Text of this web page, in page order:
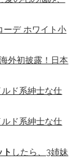
ーデ ホワイト小
外初披露！日本
ド系紳士な仕
ド系紳士な仕
ト したら、3姉妹